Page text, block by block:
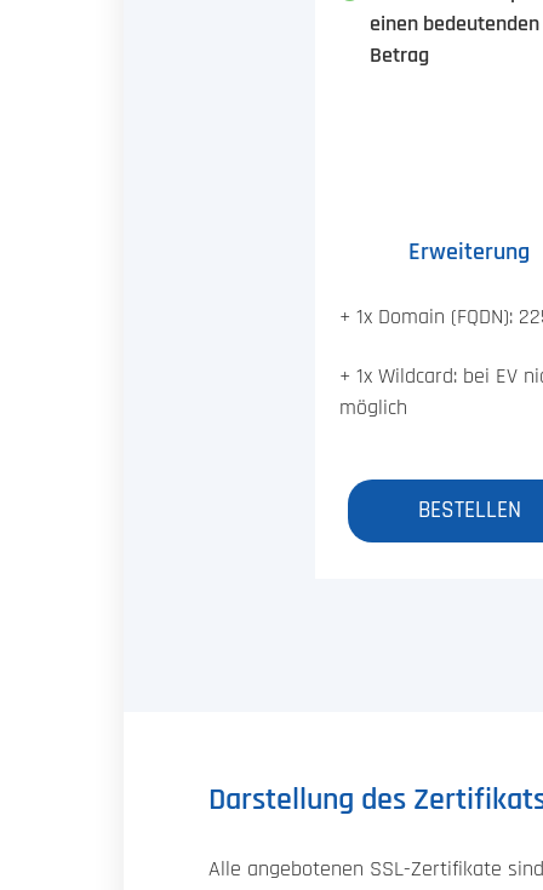
einen bedeutenden
Betrag
Erweiterung
+ 1x Domain (FQDN):
+ 1x Wildcard: bei EV
möglich
BESTELLEN
Darstellung des
Alle angebotenen SSL-Zertifikate